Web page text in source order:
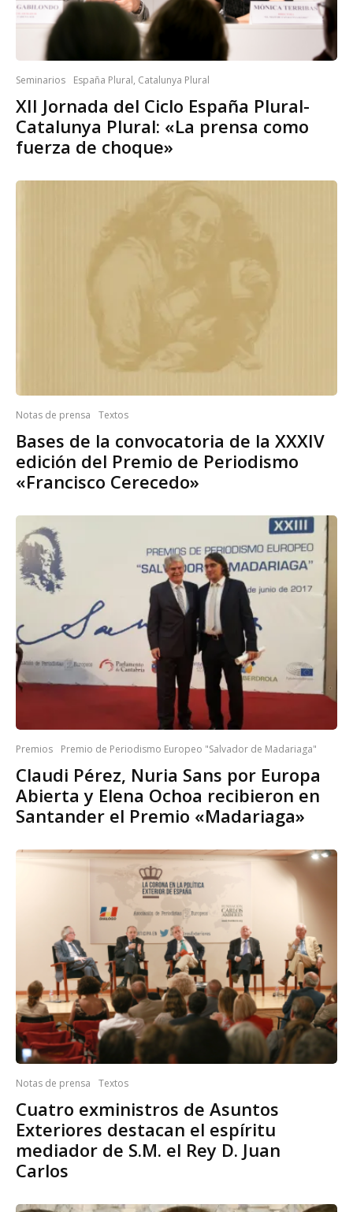
Seminarios España Plural, Catalunya Plural
XII Jornada del Ciclo España Plural-
Catalunya Plural: «La prensa como
fuerza de choque»
Notas de prensa Textos
Bases de la convocatoria de la XXXIV
edición del Premio de Periodismo
«Francisco Cerecedo»
Premios Premio de Periodismo Europeo "Salvador de Madariaga"
Claudi Pérez, Nuria Sans por Europa
Abierta y Elena Ochoa recibieron en
Santander el Premio «Madariaga»
Notas de prensa Textos
Cuatro exministros de Asuntos
Exteriores destacan el espíritu
mediador de S.M. el Rey D. Juan
Carlos